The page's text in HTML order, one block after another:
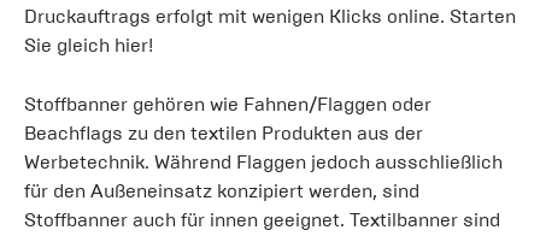
Druckauftrags erfolgt mit wenigen Klicks online. Starten
Sie gleich hier!
Stoffbanner gehören wie Fahnen/Flaggen oder
Beachflags zu den textilen Produkten aus der
Werbetechnik. Während Flaggen jedoch ausschließlich
für den Außeneinsatz konzipiert werden, sind
Stoffbanner auch für innen geeignet. Textilbanner sind